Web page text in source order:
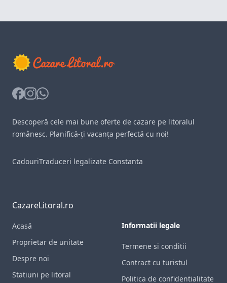
Facebook
Instagram
Whatsapp
Descoperă cele mai bune oferte de cazare pe litoralul
românesc. Planifică-ți vacanța perfectă cu noi!
CadouriTraduceri legalizate Constanta
CazareLitoral.ro
Acasă
Proprietar de unitate
Despre noi
Statiuni pe litoral
Informatii legale
Termene si conditii
Contract cu turistul
Politica de confidentialitate